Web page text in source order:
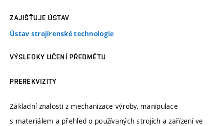
ZAJIŠŤUJE ÚSTAV
Ústav strojírenské technologie
VÝSLEDKY UČENÍ PŘEDMĚTU
PREREKVIZITY
Základní znalosti z mechanizace výroby, manipulace
s materiálem a přehled o používaných strojích a zařízení ve